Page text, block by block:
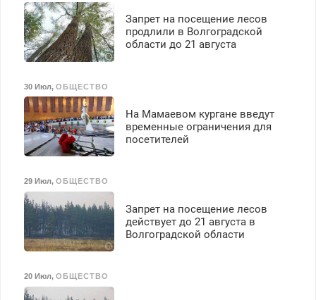
Запрет на посещение лесов
продлили в Волгоградской
области до 21 августа
30 Июл, ОБЩЕСТВО
На Мамаевом кургане введут
временные ограничения для
посетителей
29 Июл, ОБЩЕСТВО
Запрет на посещение лесов
действует до 21 августа в
Волгоградской области
20 Июл, ОБЩЕСТВО